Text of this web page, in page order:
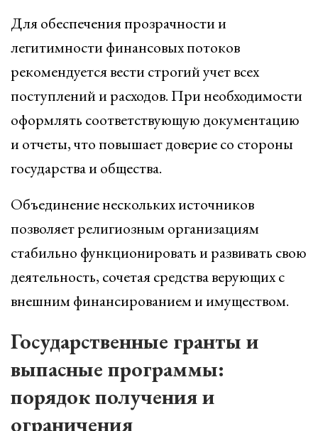
Для обеспечения прозрачности и
легитимности финансовых потоков
рекомендуется вести строгий учет всех
поступлений и расходов. При необходимости
оформлять соответствующую документацию
и отчеты, что повышает доверие со стороны
государства и общества.
Объединение нескольких источников
позволяет религиозным организациям
стабильно функционировать и развивать свою
деятельность, сочетая средства верующих с
внешним финансированием и имуществом.
Государственные гранты и
выпасные программы:
порядок получения и
ограничения